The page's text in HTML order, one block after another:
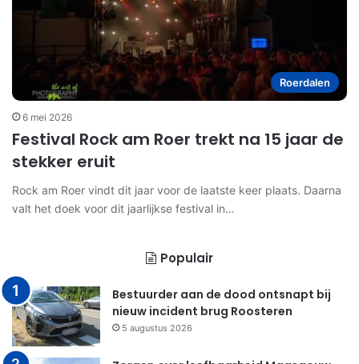
Roerdalen
6 mei 2026
Festival Rock am Roer trekt na 15 jaar de
stekker eruit
Rock am Roer vindt dit jaar voor de laatste keer plaats. Daarna
valt het doek voor dit jaarlijkse festival in…
Populair
Bestuurder aan de dood ontsnapt bij
nieuw incident brug Roosteren
5 augustus 2026